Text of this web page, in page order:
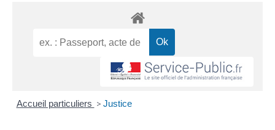
Accueil particuliers > Justice